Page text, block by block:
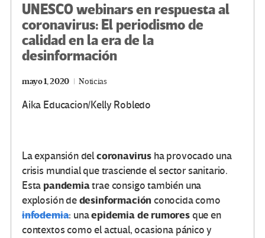
UNESCO webinars en respuesta al
coronavirus: El periodismo de
calidad en la era de la
desinformación
mayo 1, 2020 Noticias
Aika Educacion/Kelly Robledo
La expansión delcoronavirusha provocado una
crisis mundial que trasciende el sector sanitario.
Esta pandemiatrae consigo también una
explosión dedesinformación conocida como
infodemia: unaepidemia de rumoresque en
contextos como el actual, ocasiona pánico y